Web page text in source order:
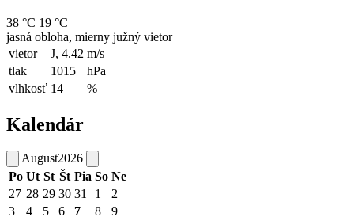
38 °C 19 °C
jasná obloha, mierny južný vietor
vietor
J, 4.42 m/s
tlak
1015
hPa
vlhkosť 14 %
Kalendár
August2026
Po Ut St Št Pia So Ne
27 28 29 30 31 1
2
3
4 5 6 7 8
9